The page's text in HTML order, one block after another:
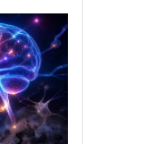
de
birçok